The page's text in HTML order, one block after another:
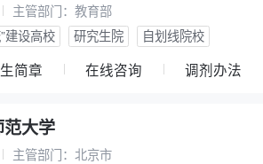
主管部门： 教育部
建设高校
研究生院 自划线院校
简章 在线咨询 调剂办法
大学
主管部门： 北京市